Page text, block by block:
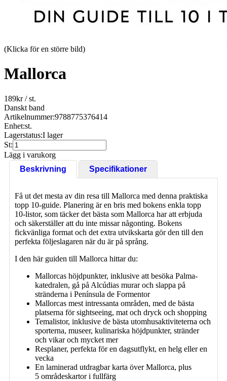
(Klicka för en större bild)
Mallorca
189kr/ st.
Danskt band
Artikelnummer:9788775376414
Enhet:st.
Lagerstatus:I lager
St:
Lägg i varukorg
Beskrivning
Specifikationer
Få ut det mesta av din resa till Mallorca med denna praktiska
topp 10-guide. Planering är en bris med bokens enkla topp
10-listor, som täcker det bästa som Mallorca har att erbjuda
och säkerställer att du inte missar någonting. Bokens
fickvänliga format och det extra utvikskarta gör den till den
perfekta följeslagaren när du är på språng.
I den här guiden till Mallorca hittar du:
Mallorcas höjdpunkter, inklusive att besöka Palma-
katedralen, gå på Alcúdias murar och slappa på
stränderna i Península de Formentor
Mallorcas mest intressanta områden, med de bästa
platserna för sightseeing, mat och dryck och shopping
Temalistor, inklusive de bästa utomhusaktiviteterna och
sporterna, museer, kulinariska höjdpunkter, stränder
och vikar och mycket mer
Resplaner, perfekta för en dagsutflykt, en helg eller en
vecka
En laminerad utdragbar karta över Mallorca, plus
5 områdeskartor i fullfärg